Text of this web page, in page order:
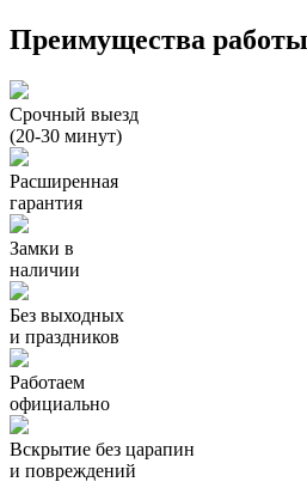
Преимущества
Срочный выезд
(20-30 минут)
Расширенная
гарантия
Замки в
наличии
Без выходных
и праздников
Работаем
официально
Вскрытие без царапин
и повреждений